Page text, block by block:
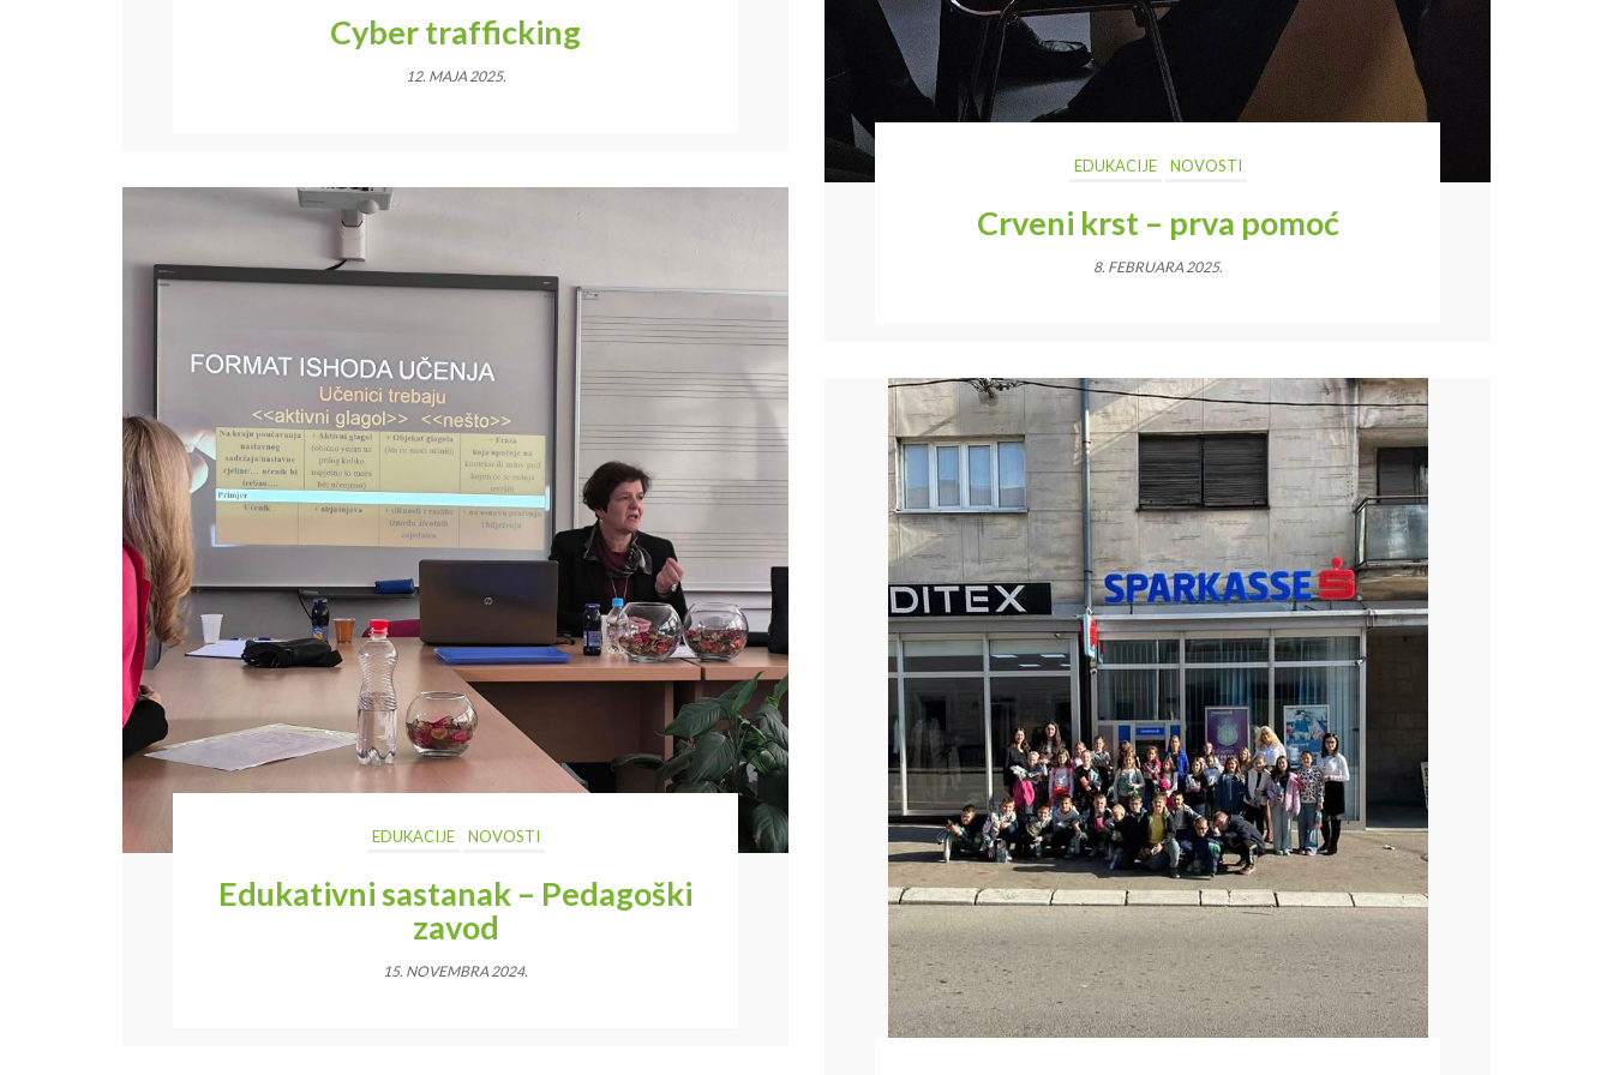
Cyber trafficking
12. MAJA 2025.
EDUKACIJE NOVOSTI
Crveni krst – prva pomoć
8. FEBRUARA 2025.
EDUKACIJE NOVOSTI
Edukativni sastanak – Pedagoški
zavod
15. NOVEMBRA 2024.